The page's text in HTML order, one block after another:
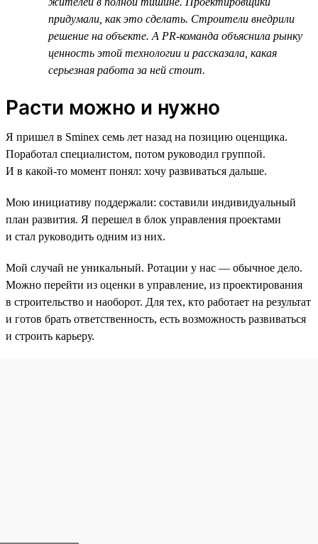
придумали, как это сделать. Строители внедрили
решение на объекте. А PR-команда объяснила рынку
ценность этой технологии и рассказала, какая
серьезная работа за ней стоит.
Расти можно и нужно
Я пришел в Sminex семь лет назад на позицию оценщика.
Поработал специалистом, потом руководил группой.
И в какой-то момент понял: хочу развиваться дальше.
Мою инициативу поддержали: составили индивидуальный
план развития. Я перешел в блок управления проектами
и стал руководить одним из них.
Мой случай не уникальный. Ротации у нас — обычное дело.
Можно перейти из оценки в управление, из проектирования
в строительство и наоборот. Для тех, кто работает на результат
и готов брать ответственность, есть возможность развиваться
и строить карьеру.